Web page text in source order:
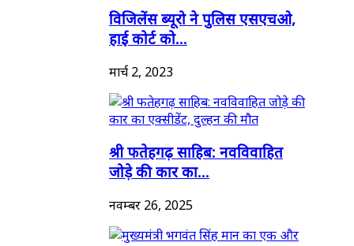
विजिलेंस ब्यूरो ने पुलिस एसएचओ,
हाई कोर्ट को...
मार्च 2, 2023
श्री फतेहगढ़ साहिब: नवविवाहित
जोड़े की कार का...
नवम्बर 26, 2025